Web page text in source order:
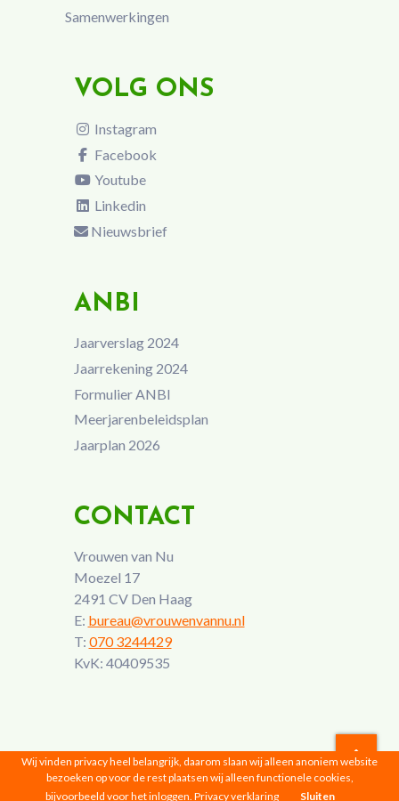
Samenwerkingen
VOLG ONS
Instagram
Facebook
Youtube
Linkedin
Nieuwsbrief
ANBI
Jaarverslag 2024
Jaarrekening 2024
Formulier ANBI
Meerjarenbeleidsplan
Jaarplan 2026
CONTACT
Vrouwen van Nu
Moezel 17
2491 CV Den Haag
E: bureau@vrouwenvannu.nl
T: 070 3244429
KvK: 40409535
Vrouwen van Nu © 2026 |Privacyverklaring
Wij vinden privacy heel belangrijk, daarom slaan wij alleen anoniem website
bezoeken op voor de rest plaatsen wij alleen functionele cookies,
bijvoorbeeld voor het inloggen. Privacy verklaring Sluiten